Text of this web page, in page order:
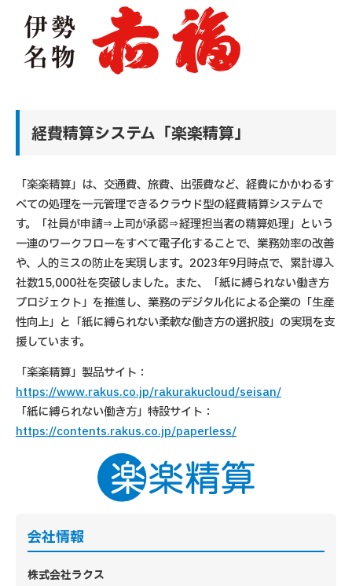
経費精算システム「楽楽精算」
「楽楽精算」は、交通費、旅費、出張費など、経費にかかわるす
べての処理を一元管理できるクラウド型の経費精算システムで
す。「社員が申請⇒上司が承認⇒経理担当者の精算処理」という
一連のワークフローをすべて電子化することで、業務効率の改善
や、人的ミスの防止を実現します。2023年9月時点で、累計導入
社数15,000社を突破しました。また、「紙に縛られない働き方
プロジェクト」を推進し、業務のデジタル化による企業の「生産
性向上」と「紙に縛られない柔軟な働き方の選択肢」の実現を支
援しています。
「楽楽精算」製品サイト：
https://www.rakus.co.jp/rakurakucloud/seisan/
「紙に縛られない働き方」特設サイト：
https://contents.rakus.co.jp/paperless/
会社情報
株式会社ラクス